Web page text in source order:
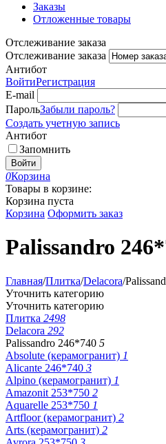
Заказы
Отложенные товары
Отслеживание заказа
Отслеживание заказа
Антибот
ВойтиРегистрация
E-mail
ПарольЗабыли пароль?
Создать учетную запись
Антибот
Запомнить
Войти
0Корзина
Товары в корзине:
Корзина пуста
Корзина Оформить заказ
Palissandro
Главная/Плитка/Delacora/
Уточнить категорию
Уточнить категорию
Плитка 2498
Delacora 292
Palissandro 246*740 5
Absolute (керамогранит) 1
Alicante 246*740 3
Alpino (керамогранит) 1
Amazonit 253*750 2
Aquarelle 253*750 1
Artfloor (керамогранит) 2
Arts (керамогранит) 2